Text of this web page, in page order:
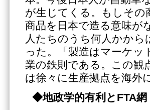
が生じてくる。もしそ
商品を日本で造る意味が
人たちのうち何人かか
った。「製造はマーケ
業の鉄則である。この観
は徐々に生産拠点を海外
◆地政学的有利と FTA網